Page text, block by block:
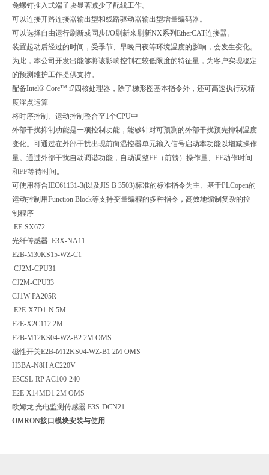
免螺钉推入式端子块显著减少了配线工作。
可以连接开路连接器输出型和线路驱动器输出型增量编码器。
可以选择自由运行刷新或同步I/O刷新来刷新NX系列EtherCAT连接器。
装置起动后经过的时间，受季节、早晚日夜等环境温度的影响，会发生变化。
为此，本公司开发出能够将该影响控制在较低限度的特征量，为客户实现稳定
的预测维护工作提供支持。
配备Intel® Core™ i7四核处理器，除了梯形图基本指令外，还可高速执行双精
度浮点运算
将时序控制、运动控制整合至1个CPU中
外部干扰抑制功能是一项控制功能，能够针对可预测的外部干扰预先抑制温度
变化。可通过在外部干扰出现前向温控器单元输入信号启动本功能以增减操作
量。通过外部干扰自动调谐功能，自动调整FF（前馈）操作量、FF动作时间
和FF等待时间。
可使用符合IEC61131-3(以及JIS B 3503)标准的标准指令为主、基于PLCopen的
运动控制用Function Block等支持变量编程的多种指令，高效地编制复杂的控
制程序
EE-SX672
光纤传感器 E3X-NA11
E2B-M30KS15-WZ-C1
CJ2M-CPU31
CJ2M-CPU33
CJ1W-PA205R
E2E-X7D1-N 5M
E2E-X2C112 2M
E2B-M12KS04-WZ-B2 2M OMS
磁性开关E2B-M12KS04-WZ-B1 2M OMS
H3BA-N8H AC220V
E5CSL-RP AC100-240
E2E-X14MD1 2M OMS
欧姆龙 光电监测传感器 E3S-DCN21
OMRON接口模块安装与使用